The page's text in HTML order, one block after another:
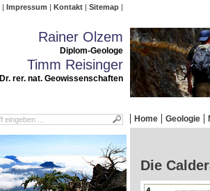
Impressum Kontakt Sitemap
Rainer Olzem
Diplom-Geologe
Timm Reisinger
Dr. rer. nat. Geowissenschaften
Home Geologie
Die